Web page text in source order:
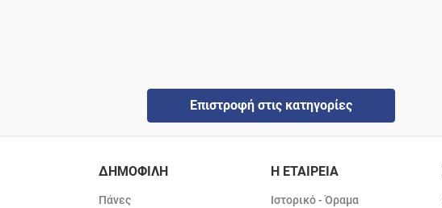
Επιστροφή στις κατηγορίες
ΔΗΜΟΦΙΛΗ
Πάνες
Η ΕΤΑΙΡΕΙΑ
Ιστορικό - Όραμα